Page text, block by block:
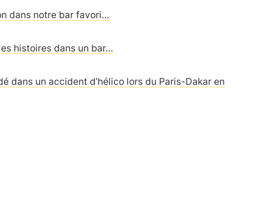
dans notre bar favori…
histoires dans un bar…
dans un accident d’hélico lors du Paris-Dakar en